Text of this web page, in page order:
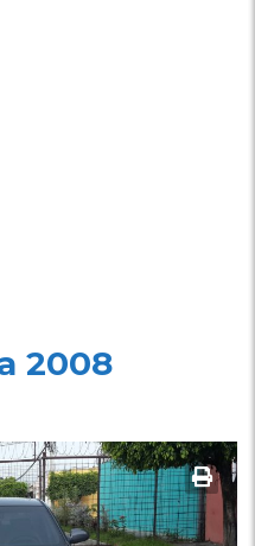
2008